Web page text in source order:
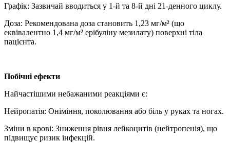
Графік: Зазвичай вводиться у 1-й та 8-й дні 21-денного циклу.
Доза: Рекомендована доза становить 1,23 мг/м² (що
еквівалентно 1,4 мг/м² ерібуліну мезилату) поверхні тіла
пацієнта.
Побічні ефекти
Найчастішими небажаними реакціями є:
Нейропатія: Оніміння, поколювання або біль у руках та ногах.
Зміни в крові: Зниження рівня лейкоцитів (нейтропенія), що
підвищує ризик інфекцій.